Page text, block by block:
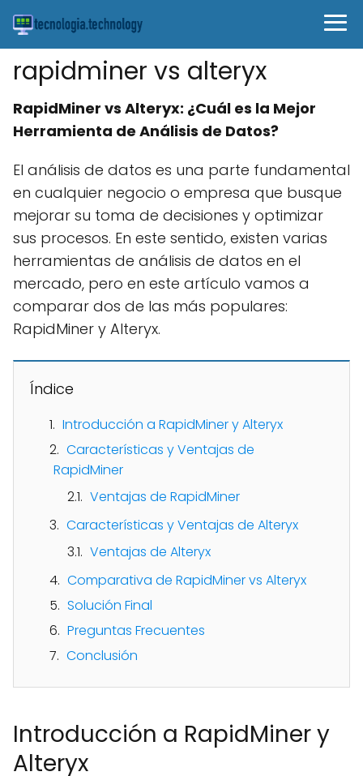
rapidminer vs alteryx
RapidMiner vs Alteryx: ¿Cuál es la Mejor
Herramienta de Análisis de Datos?
El análisis de datos es una parte fundamental
en cualquier negocio o empresa que busque
mejorar su toma de decisiones y optimizar
sus procesos. En este sentido, existen varias
herramientas de análisis de datos en el
mercado, pero en este artículo vamos a
comparar dos de las más populares:
RapidMiner y Alteryx.
Índice
Introducción a RapidMiner y Alteryx
Características y Ventajas de
RapidMiner
Ventajas de RapidMiner
Características y Ventajas de Alteryx
Ventajas de Alteryx
Comparativa de RapidMiner vs Alteryx
Solución Final
Preguntas Frecuentes
Conclusión
Introducción a RapidMiner y
Alteryx